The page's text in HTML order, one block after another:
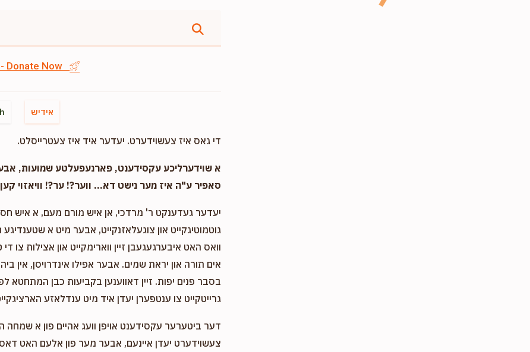
- Donate Now
אידיש
די גאס איז צעשוידערט. יעדער איד איז צעטרייסלט.
א שוידערליכע עקסידענט, פארנעפעלטע שמועות,
סאפיר ע"ה איז מער נישט דא... ווער?! ער?! וויאזוי קען
יעדער געדענקט ר' מרדכי, אן איש מורם מעם, א איש
גוטמוטיגקייט און צוגעלאזנקייט, אבער מיט א
וואס האט איבערגעגעבן זיין ווארימקייט און אצילות צו
אים תורה און יראת שמים. אבער אפילו אינדרויסן, אין
בסבר פנים יפות. זיין דאווענען בקביעות כבן המתחטא
גרייטקייט צו ענטפערן יעדן איד מיט ענדלאזע
דער ביטערער עקסידענט אויפן וועג אהיים פון א
צעשוידערט יעדן איינעם, אבער מער פון אלעם האט דאס